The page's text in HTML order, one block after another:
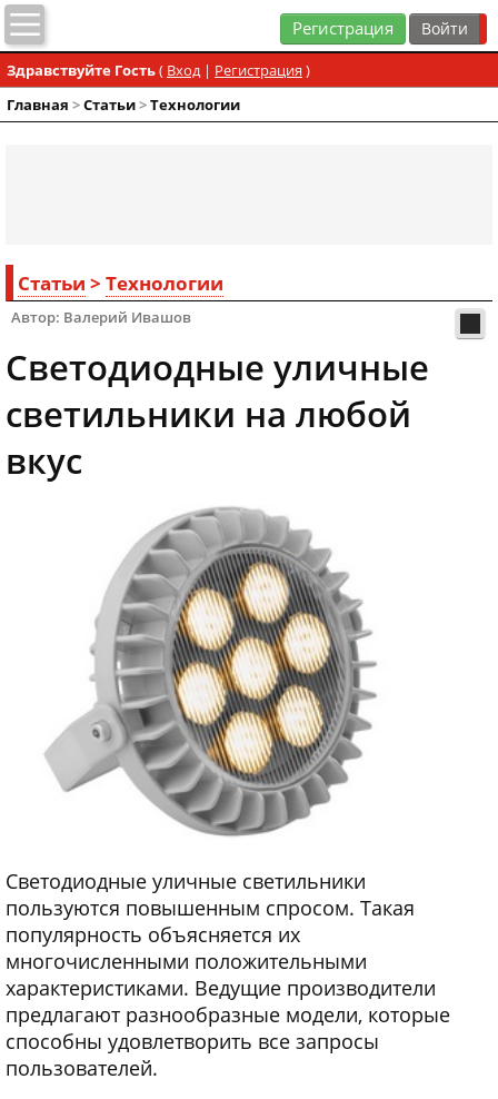
Регистрация
Здравствуйте Гость( Вход| Регистрация )
Главная >Статьи>Технологии
Статьи > Технологии
Автор: Валерий Ивашов
Светодиодные уличные
светильники на любой
вкус
Светодиодные уличные светильники
пользуются повышенным спросом. Такая
популярность объясняется их
многочисленными положительными
характеристиками. Ведущие производители
предлагают разнообразные модели, которые
способны удовлетворить все запросы
пользователей.